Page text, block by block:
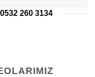
260 3134